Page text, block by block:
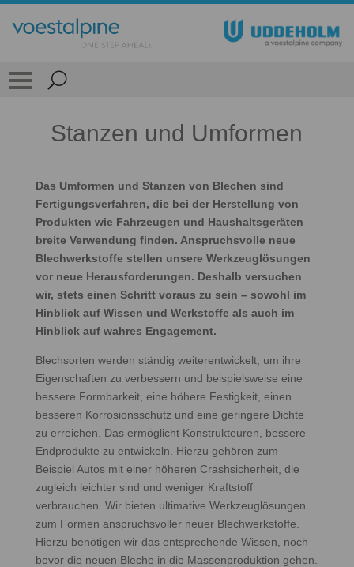
Stanzen und Umformen
Das Umformen und Stanzen von Blechen sind
Fertigungsverfahren, die bei der Herstellung von
Produkten wie Fahrzeugen und Haushaltsgeräten
breite Verwendung finden. Anspruchsvolle neue
Blechwerkstoffe stellen unsere Werkzeuglösungen
vor neue Herausforderungen. Deshalb versuchen
wir, stets einen Schritt voraus zu sein – sowohl im
Hinblick auf Wissen und Werkstoffe als auch im
Hinblick auf wahres Engagement.
Blechsorten werden ständig weiterentwickelt, um ihre
Eigenschaften zu verbessern und beispielsweise eine
bessere Formbarkeit, eine höhere Festigkeit, einen
besseren Korrosionsschutz und eine geringere Dichte
zu erreichen. Das ermöglicht Konstrukteuren, bessere
Endprodukte zu entwickeln. Hierzu gehören zum
Beispiel Autos mit einer höheren Crashsicherheit, die
zugleich leichter sind und weniger Kraftstoff
verbrauchen. Wir bieten ultimative Werkzeuglösungen
zum Formen anspruchsvoller neuer Blechwerkstoffe.
Hierzu benötigen wir das entsprechende Wissen, noch
bevor die neuen Bleche in die Massenproduktion gehen.